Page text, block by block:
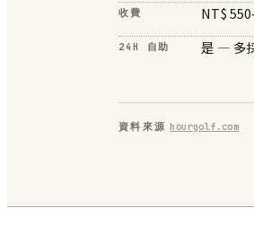
收費 NT$
24H 自助 是 — 多
資料來源 hourgolf.com